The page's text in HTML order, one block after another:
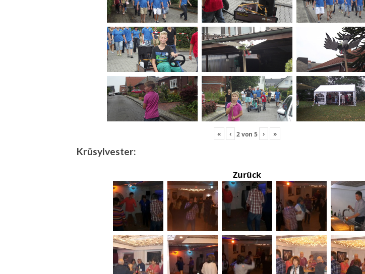
« ‹ 2von 5 › »
Krüsylvester:
Zurück